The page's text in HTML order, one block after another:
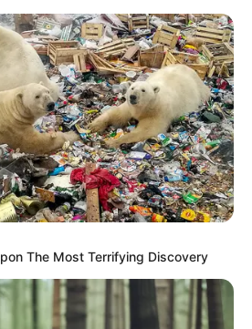
The Most Terrifying Discovery